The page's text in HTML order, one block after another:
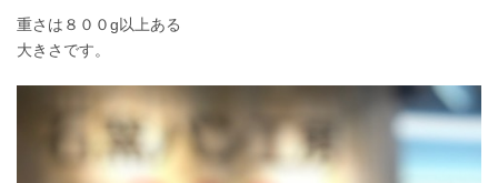
重さは８００g以上ある
大きさです。